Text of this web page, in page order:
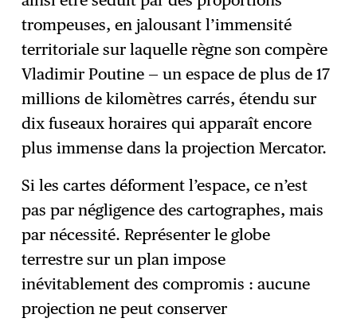
trompeuses, en jalousant l’immensité
territoriale sur laquelle règne son compère
Vladimir Poutine — un espace de plus de 17
millions de kilomètres carrés, étendu sur
dix fuseaux horaires qui apparaît encore
plus immense dans la projection Mercator.
Si les cartes déforment l’espace, ce n’est
pas par négligence des cartographes, mais
par nécessité. Représenter le globe
terrestre sur un plan impose
inévitablement des compromis : aucune
projection ne peut conserver